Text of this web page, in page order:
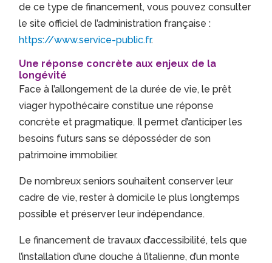
de ce type de financement, vous pouvez consulter
le site officiel de l’administration française :
https://www.service-public.fr.
Une réponse concrète aux enjeux de la
longévité
Face à l’allongement de la durée de vie, le prêt
viager hypothécaire constitue une réponse
concrète et pragmatique. Il permet d’anticiper les
besoins futurs sans se déposséder de son
patrimoine immobilier.
De nombreux seniors souhaitent conserver leur
cadre de vie, rester à domicile le plus longtemps
possible et préserver leur indépendance.
Le financement de travaux d’accessibilité, tels que
l’installation d’une douche à l’italienne, d’un monte